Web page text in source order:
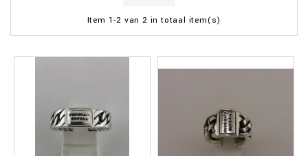
Item 1-2 van 2 in totaal item(s)